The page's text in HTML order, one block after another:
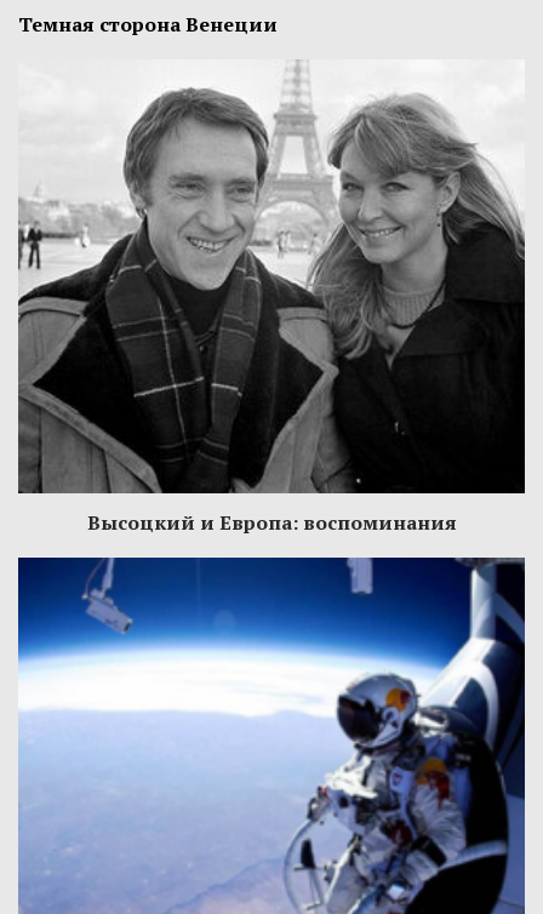
Темная сторона Венеции
Высоцкий и Европа: воспоминания